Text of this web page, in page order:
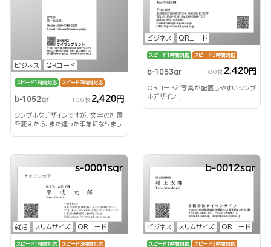
ビジネス QRコード
スピード1時間対応 スピード3時間対応
b-1052qr 100枚 2,420円
シンプルなデザインですが、文字の配置
を変えたら、また違った印象になりまし
ビジネス QRコード
スピード1時間対応 スピード3時間対応
b-1053qr 100枚 2,420円
QRコードと写真が配置しやすいシンプ
ルデザイン！
就活 スリムサイズ QRコード
s-0001sqr
スピード1時間対応 スピード3時間対応
ビジネス スリムサイズ QRコード
b-0012sqr
スピード1時間対応 スピード3時間対応